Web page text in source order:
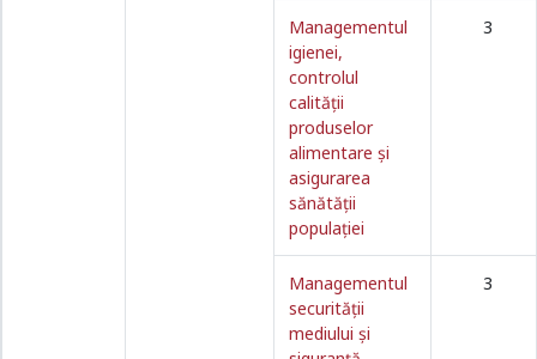
Managementul
igienei,
controlul
calităţii
produselor
alimentare şi
asigurarea
sănătăţii
populaţiei
3
Managementul
securității
mediului și
3